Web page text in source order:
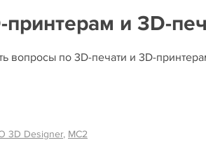
и 3D-
вопросы по 3D-печати и 3D-
3D Designer, MC2